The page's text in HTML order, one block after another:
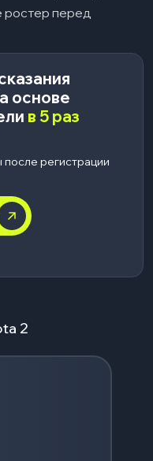
ростер перед
основе
в 5 раз
регистрации
2